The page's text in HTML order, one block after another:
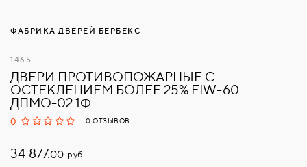
ФАБРИКА ДВЕРЕЙ БЕРБЕКС
1465
ДВЕРИ ПРОТИВОПОЖАРНЫЕ С
ОСТЕКЛЕНИЕМ БОЛЕЕ 25% EIW-60
ДПМО-02.1Ф
0 0 ОТЗЫВОВ
34 877.00 руб